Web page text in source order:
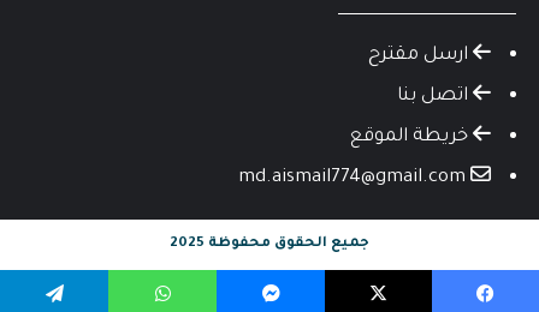
ارسل مقترح
اتصل بنا
خريطة الموقع
md.aismail774@gmail.com
جميع الحقوق محفوظة 2025